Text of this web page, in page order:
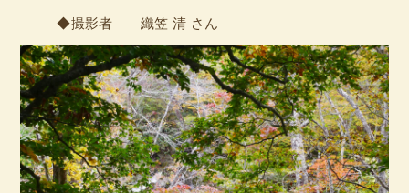
◆撮影者 織笠 清 さん